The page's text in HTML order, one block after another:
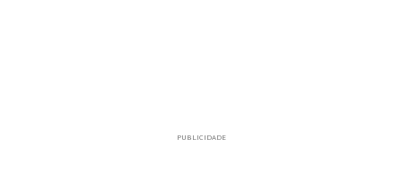
PUBLICIDADE